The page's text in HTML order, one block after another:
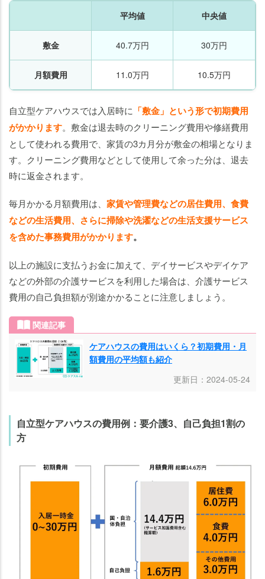
平均値 中央値
敷金 40.7万円 30万円
月額費用 11.0万円 10.5万円
自立型ケアハウスでは入居時に 「敷金」という形で初期費用
がかかります。 敷金は退去時のクリーニング費用や修繕費用
として使われる費用で、家賃の3カ月分が敷金の相場となりま
す。クリーニング費用などとして使用して余った分は、退去
時に返金されます。
毎月かかる月額費用は、 家賃や管理費などの居住費用、食費
などの生活費用、さらに掃除や洗濯などの生活支援サービス
を含めた事務費用がかかります。
以上の施設に支払うお金に加えて、デイサービスやデイケア
などの外部の介護サービスを利用した場合は、介護サービス
費用の自己負担額が別途かかることに注意しましょう。
関連記事
ケアハウスの費用はいくら？初期費用・月
額費用の平均額も紹介
更新日：2024-05-24
自立型ケアハウスの費用例：要介護3、自己負担1割の
方